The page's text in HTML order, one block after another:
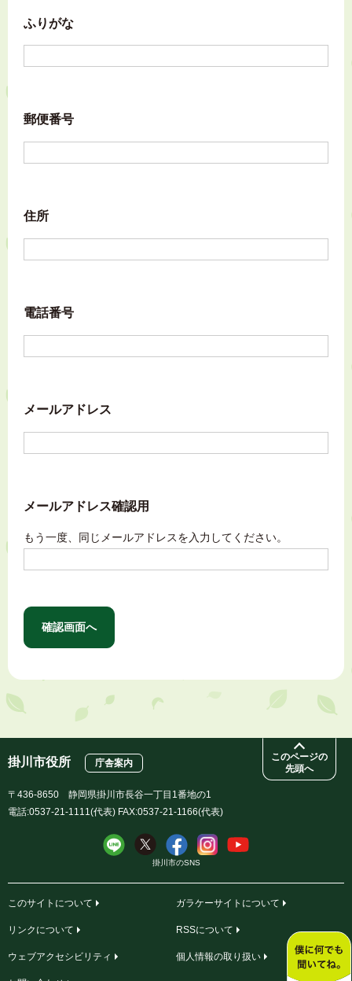
ふりがな
郵便番号
住所
電話番号
メールアドレス
メールアドレス確認用
もう一度、同じメールアドレスを入力してください。
このページの
先頭へ
掛川市役所 庁舎案内
〒436-8650 静岡県掛川市長谷一丁目1番地の1
電話:0537-21-1111(代表) FAX:0537-21-1166(代表)
掛川市のSNS
このサイトについて ガラケーサイトについて
リンクについて RSSについて
ウェブアクセシビリティ 個人情報の取り扱い